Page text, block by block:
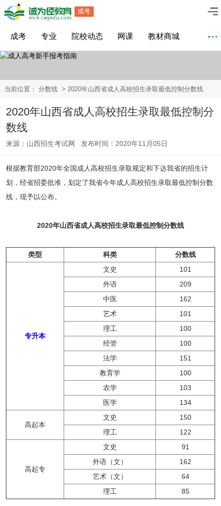
成考
成考 专业 院校动态 网课 教材商城
当前位置： 分数线> 2020年山西省成人高校招生录取最低控制分数线
2020年山西省成人高校招生录取最低控制分
数线
来源：山西招生考试网 发布时间：2020年11月05日
根据教育部2020年全国成人高校招生录取规定和下达我省的招生计
划，经省招委批准，划定了我省今年成人高校招生录取最低控制分数
线，现予以公布。
2020年山西省成人高校招生录取最低控制分数线
类型 科类 分数线
专升本
文史
101
外语
209
中医
162
艺术
101
理工
100
经管
100
法学
151
教育学
100
农学
103
医学
134
高起本
文史
150
理工
122
高起专
文史
91
外语（文）
162
艺术（文）
64
理工
85